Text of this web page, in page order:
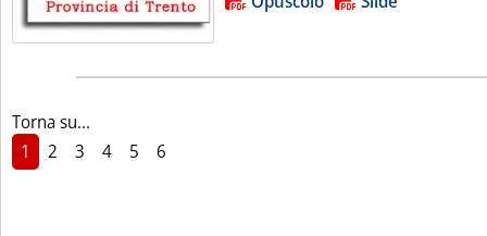
Torna su...
1
2 3 4 5 6